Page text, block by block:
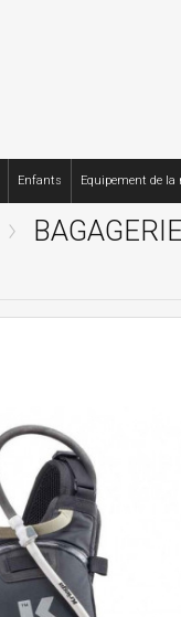
Enfants Equipement de la